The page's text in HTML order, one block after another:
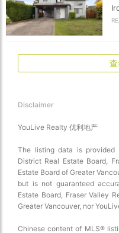
Disclaimer
YouLive Realty 优利地产
The listing data is
District Real Estate Board,
Estate Board of Greater
but is not guaranteed
Estate Board, Fraser Valley
Greater Vancouver, nor
Chinese content of MLS®